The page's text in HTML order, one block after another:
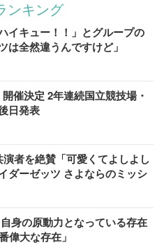
ンキング
イキュー！！」とグループの
は全然違うんですけど」
催決定 2年連続国立競技場・
日発表
者を絶賛「可愛くてよしよし
ダーゼッツ さよならのミッシ
身の原動力となっている存在
偉大な存在」